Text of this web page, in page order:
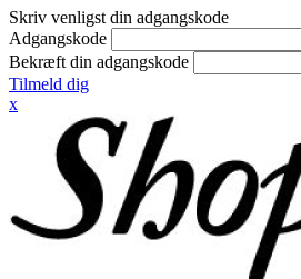
Skriv venligst din adgangskode
Adgangskode
Bekræft din adgangskode
Tilmeld dig
x